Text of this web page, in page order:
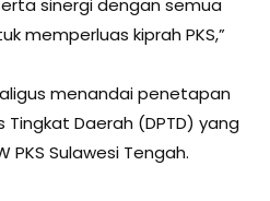
sinergi dengan semua
memperluas kiprah PKS,”
menandai penetapan
Daerah (DPTD) yang
PKS Sulawesi Tengah.